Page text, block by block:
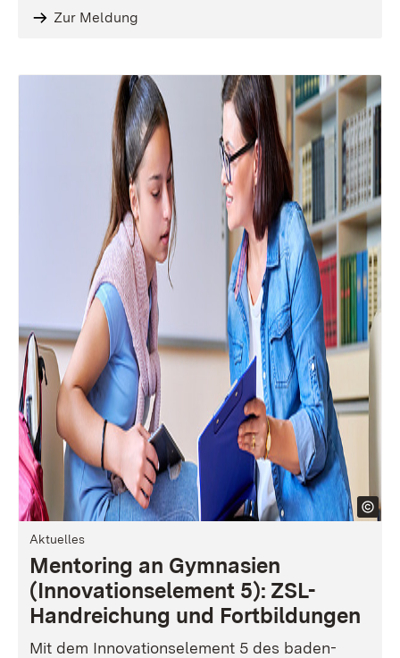
Zur Meldung
Aktuelles
Mentoring an Gymnasien
(Innovationselement 5): ZSL-
Handreichung und Fortbildungen
Mit dem Innovationselement 5 des baden-